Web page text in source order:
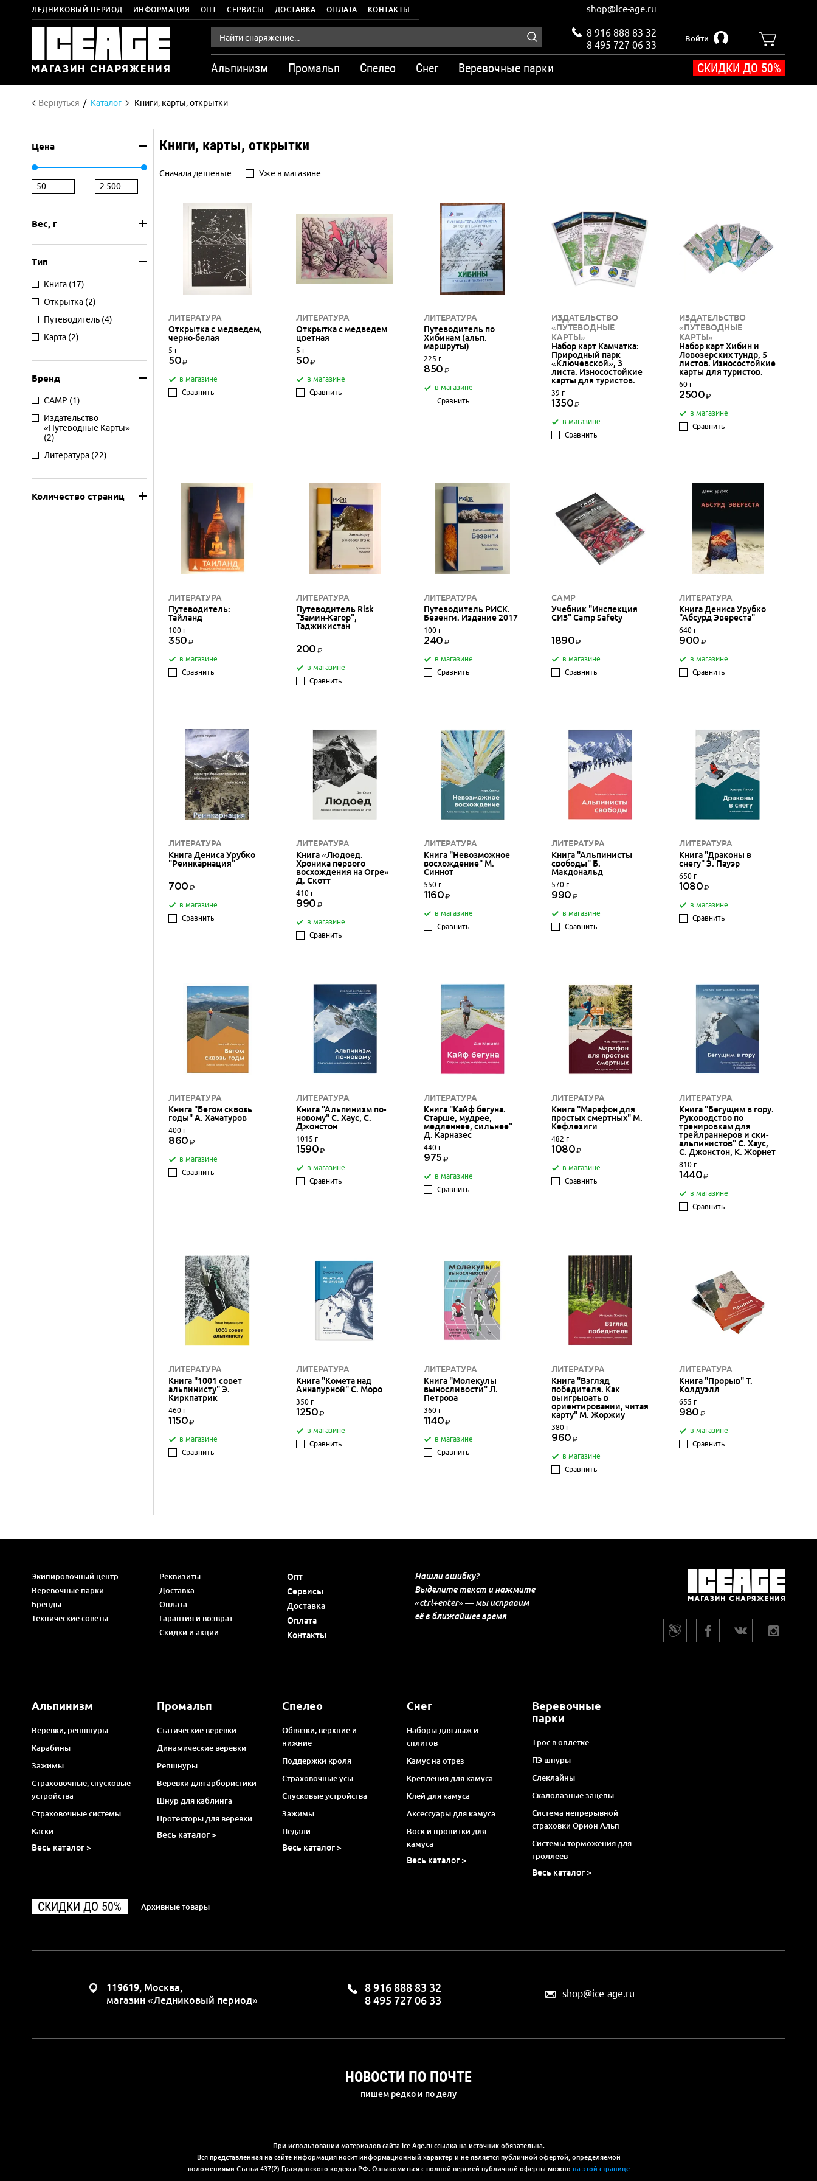
ЛЕДНИКОВЫЙ ПЕРИОД ИНФОРМАЦИЯ ОПТ СЕРВИСЫ ДОСТАВКА ОПЛАТА КОНТАКТЫ shop@ice-age.ru
8 916 888 83 32
8 495 727 06 33
Войти
Альпинизм Промальп Спелео Снег Веревочные парки СКИДКИ ДО 50%
Вернуться Каталог Книги, карты, открытки
Книги, карты, открытки
Сначала дешевые Уже в магазине
ЛИТЕРАТУРА
Открытка с медведем,
черно-белая
5 г
50
в магазине
Сравнить
ЛИТЕРАТУРА
Открытка с медведем
цветная
5 г
50
в магазине
Сравнить
ЛИТЕРАТУРА
Путеводитель по
Хибинам (альп.
маршруты)
225 г
850
в магазине
Сравнить
ИЗДАТЕЛЬСТВО
«ПУТЕВОДНЫЕ
КАРТЫ»
Набор карт Камчатка:
Природный парк
«Ключевской», 3
листа. Износостойкие
карты для туристов.
39 г
1350
в магазине
Сравнить
ИЗДАТЕЛЬСТВО
«ПУТЕВОДНЫЕ
КАРТЫ»
Набор карт Хибин и
Ловозерских тундр, 5
листов. Износостойкие
карты для туристов.
60 г
2500
в магазине
Сравнить
ЛИТЕРАТУРА
Путеводитель:
Тайланд
100 г
350
в магазине
Сравнить
ЛИТЕРАТУРА
Путеводитель Risk
"Замин-Кагор",
Таджикистан
200
в магазине
Сравнить
ЛИТЕРАТУРА
Путеводитель РИСК.
Безенги. Издание 2017
100 г
240
в магазине
Сравнить
CAMP
Учебник "Инспекция
СИЗ" Camp Safety
1890
в магазине
Сравнить
ЛИТЕРАТУРА
Книга Дениса Урубко
"Абсурд Эвереста"
640 г
900
в магазине
Сравнить
ЛИТЕРАТУРА
Книга Дениса Урубко
"Реинкарнация"
700
в магазине
Сравнить
ЛИТЕРАТУРА
Книга «Людоед.
Хроника первого
восхождения на Огре»
Д. Скотт
410 г
990
в магазине
Сравнить
ЛИТЕРАТУРА
Книга "Невозможное
восхождение" М.
Синнот
550 г
1160
в магазине
Сравнить
ЛИТЕРАТУРА
Книга "Альпинисты
свободы" Б.
Макдональд
570 г
990
в магазине
Сравнить
ЛИТЕРАТУРА
Книга "Драконы в
снегу" Э. Пауэр
650 г
1080
в магазине
Сравнить
ЛИТЕРАТУРА
Книга "Бегом сквозь
годы" А. Хачатуров
400 г
860
в магазине
Сравнить
ЛИТЕРАТУРА
Книга "Альпинизм по-
новому" С. Хаус, С.
Джонстон
1015 г
1590
в магазине
Сравнить
ЛИТЕРАТУРА
Книга "Кайф бегуна.
Старше, мудрее,
медленнее, сильнее"
Д. Карназес
440 г
975
в магазине
Сравнить
ЛИТЕРАТУРА
Книга "Марафон для
простых смертных" М.
Кефлезиги
482 г
1080
в магазине
Сравнить
ЛИТЕРАТУРА
Книга "Бегущим в гору.
Руководство по
тренировкам для
трейлраннеров и ски-
альпинистов" С. Хаус,
С. Джонстон, К. Жорнет
810 г
1440
в магазине
Сравнить
ЛИТЕРАТУРА
Книга "1001 совет
альпинисту" Э.
Киркпатрик
460 г
1150
в магазине
Сравнить
ЛИТЕРАТУРА
Книга "Комета над
Аннапурной" С. Моро
350 г
1250
в магазине
Сравнить
ЛИТЕРАТУРА
Книга "Молекулы
выносливости" Л.
Петрова
360 г
1140
в магазине
Сравнить
ЛИТЕРАТУРА
Книга "Взгляд
победителя. Как
выигрывать в
ориентировании, читая
карту" М. Жоржиу
380 г
960
в магазине
Сравнить
ЛИТЕРАТУРА
Книга "Прорыв" Т.
Колдуэлл
655 г
980
в магазине
Сравнить
Цена
Вес, г
Тип
Книга (17)
Открытка (2)
Путеводитель (4)
Карта (2)
Бренд
CAMP (1)
Издательство
«Путеводные Карты»
(2)
Литература (22)
Количество страниц
Экипировочный центр
Веревочные парки
Бренды
Технические советы
Реквизиты
Доставка
Оплата
Гарантия и возврат
Скидки и акции
Опт
Сервисы
Доставка
Оплата
Контакты
Нашли ошибку?
Выделите текст и нажмите
«ctrl+enter» — мы исправим
её в ближайшее время
Альпинизм
Веревки, репшнуры
Карабины
Зажимы
Страховочные, спусковые
устройства
Страховочные системы
Каски
Весь каталог >
Промальп
Статические веревки
Динамические веревки
Репшнуры
Веревки для арбористики
Шнур для каблинга
Протекторы для веревки
Весь каталог >
Спелео
Обвязки, верхние и
нижние
Поддержки кроля
Страховочные усы
Спусковые устройства
Зажимы
Педали
Весь каталог >
Снег
Наборы для лыж и
сплитов
Камус на отрез
Крепления для камуса
Клей для камуса
Аксессуары для камуса
Воск и пропитки для
камуса
Весь каталог >
Веревочные
парки
Трос в оплетке
ПЭ шнуры
Слеклайны
Скалолазные зацепы
Система непрерывной
страховки Орион Альп
Системы торможения для
троллеев
Весь каталог >
СКИДКИ ДО 50% Архивные товары
119619, Москва,
магазин «Ледниковый период»
8 916 888 83 32
8 495 727 06 33
shop@ice-age.ru
НОВОСТИ ПО ПОЧТЕ
пишем редко и по делу
При использовании материалов сайта Ice-Age.ru ссылка на источник обязательна.
Вся представленная на сайте информация носит информационный характер и не является публичной офертой, определяемой
положениями Статьи 437(2) Гражданского кодекса РФ. Ознакомиться с полной версией публичной оферты можно на этой странице